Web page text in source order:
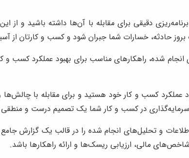
دقیقی برای مقابله با آن‌ها داشته باشید و
بروز حادثه، خسارات شما جبران شود و کسب و کارتان از
انجام شده، راهکارهای مناسب برای بهبود عملکرد کسب
عملکرد کسب و کار خود هستید و برای مقابله با
سرمایه‌گذاری در کسب و کار شما یک تصمیم درست و
اطلاعات و تحلیل‌های انجام شده را در قالب یک گزارش
مالی، ارزیابی ریسک‌ها و ارائه راهکارها باشد.